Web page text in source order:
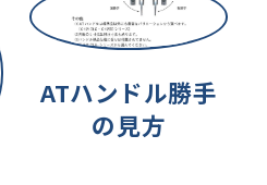
ATハンドル勝手
の見方